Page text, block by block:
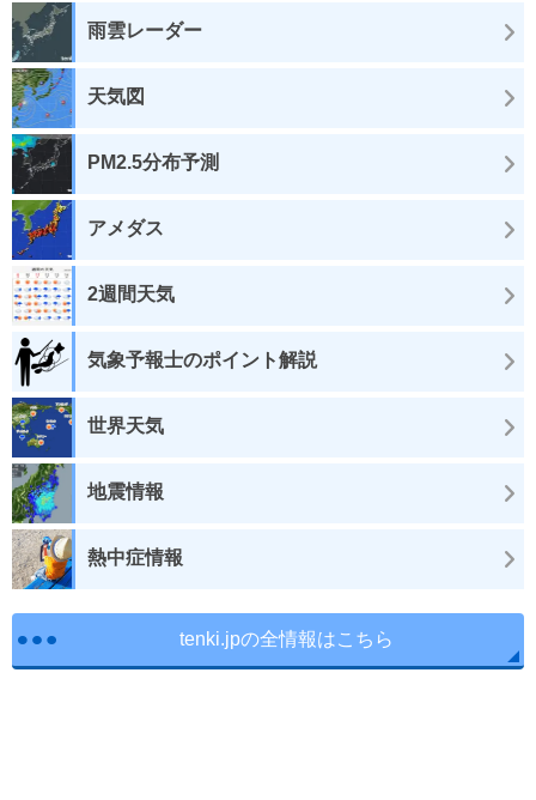
雨雲レーダー
天気図
PM2.5分布予測
アメダス
2週間天気
気象予報士のポイント解説
世界天気
地震情報
熱中症情報
tenki.jpの全情報はこちら